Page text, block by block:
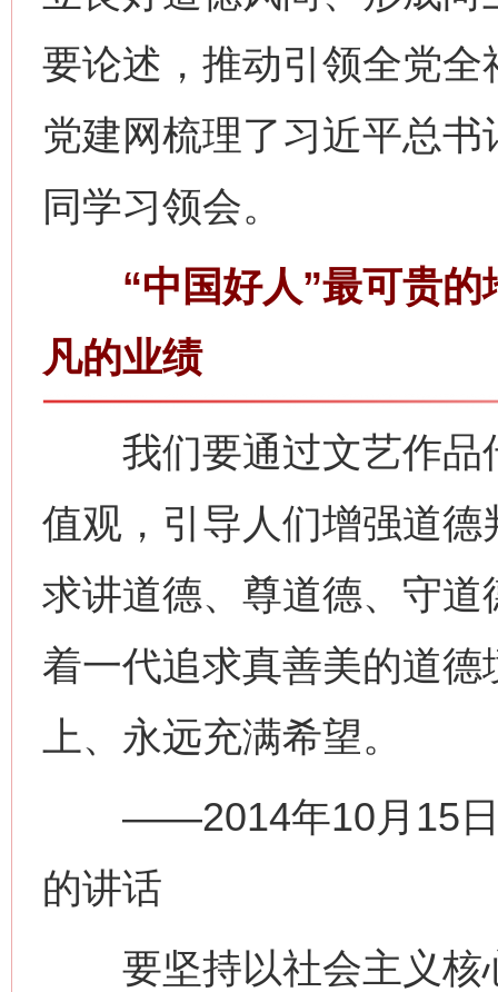
要论述，推动引领全党
党建网梳理了习近平总
同学习领会。
“中国好人”最可贵的
凡的业绩
我们要通过文艺作品
值观，引导人们增强道
求讲道德、尊道德、守
着一代追求真善美的道
上、永远充满希望。
——2014年10月15日
的讲话
要坚持以社会主义核